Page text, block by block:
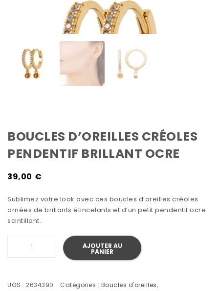
BOUCLES D’OREILLES CRÉOLES
PENDENTIF BRILLANT OCRE
39,00 €
Sublimez votre look avec ces boucles d’oreilles créoles
ornées de brillants étincelants et d’un petit pendentif ocre
scintillant.
quantité de Boucles d’oreilles créoles pendentif
AJOUTER AU
PANIER
UGS : 2634390 Catégories : Boucles d'oreilles,